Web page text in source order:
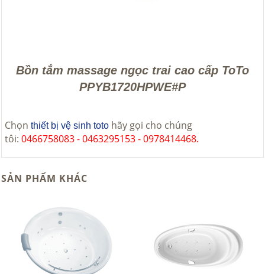
Bồn tắm massage ngọc trai cao cấp ToTo
PPYB1720HPWE#P
Chọn thiết bị vệ sinh toto hãy gọi cho chúng
tôi: 0466758083 - 0463295153 - 0978414468.
SẢN PHẨM KHÁC